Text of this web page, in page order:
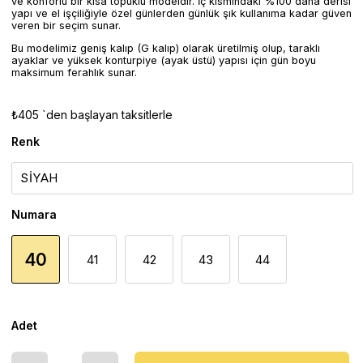
yapı ve el işçiliğiyle özel günlerden günlük şık kullanıma kadar güven
veren bir seçim sunar.
Bu modelimiz geniş kalıp (G kalıp) olarak üretilmiş olup, taraklı
ayaklar ve yüksek konturpiye (ayak üstü) yapısı için gün boyu
maksimum ferahlık sunar.
₺405 `den başlayan taksitlerle
Renk
Numara
40 41 42 43 44
Adet